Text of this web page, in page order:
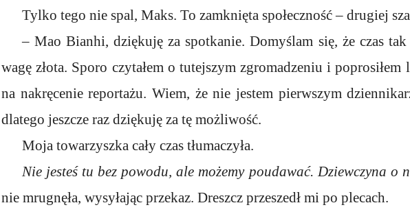
Tylko tego nie spal, Maks. To zamknięta społeczność – drugiej
– Mao Bianhi, dziękuję za spotkanie. Domyślam się, że czas
wagę złota. Sporo czytałem o tutejszym zgromadzeniu i poprosiłem
na nakręcenie reportażu. Wiem, że nie jestem pierwszym
dlatego jeszcze raz dziękuję za tę możliwość.
Moja towarzyszka cały czas tłumaczyła.
Nie jesteś tu bez powodu, ale możemy poudawać. Dziewczyna o
nie mrugnęła, wysyłając przekaz. Dreszcz przeszedł mi po plecach.